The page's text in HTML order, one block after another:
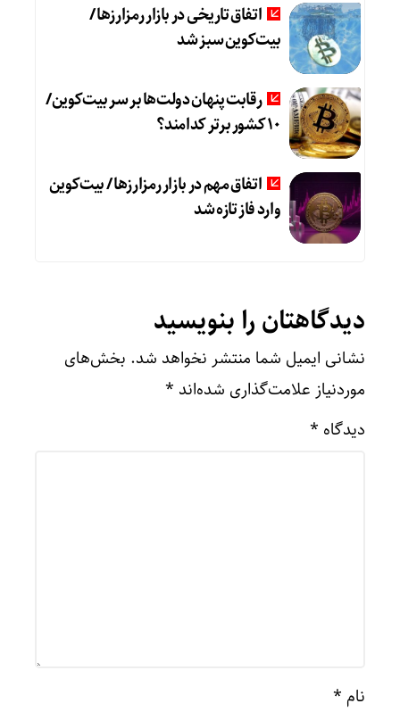
اتفاق تاریخی در بازار رمزارزها /
بیت‌کوین سبز شد
رقابت پنهان دولت‌ها بر سر بیت‌کوین/
۱۰ کشور برتر کدامند؟
اتفاق مهم در بازار رمزارزها / بیت‌کوین
وارد فاز تازه شد
دیدگاهتان را بنویسید
نشانی ایمیل شما منتشر نخواهد شد. بخش‌های
موردنیاز علامت‌گذاری شده‌اند *
دیدگاه *
نام *